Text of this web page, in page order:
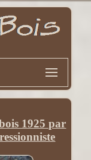
1925 par